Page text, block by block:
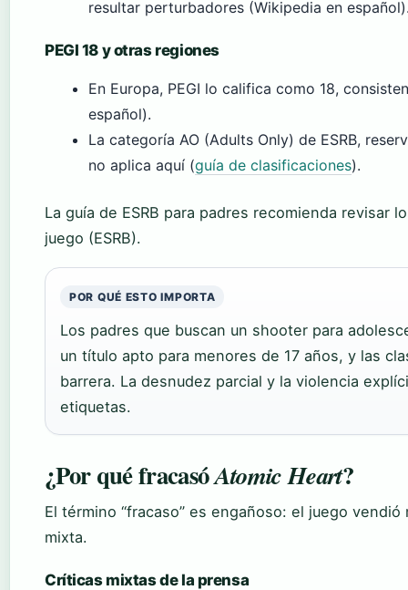
resultar perturbadores (Wikipedia en
PEGI 18 y otras regiones
En Europa, PEGI lo califica como 18,
español).
La categoría AO (Adults Only) de ESRB,
no aplica aquí (guía de clasificaciones).
La guía de ESRB para padres recomienda revisar
juego (ESRB).
POR QUÉ ESTO IMPORTA
Los padres que buscan un shooter para
un título apto para menores de 17 años, y las
barrera. La desnudez parcial y la violencia
etiquetas.
¿Por qué fracasóAtomic Heart?
El término “fracaso” es engañoso: el juego
mixta.
Críticas mixtas de la prensa